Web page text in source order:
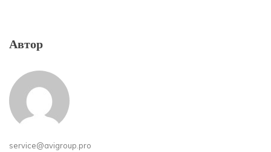
Автор
service@avigroup.pro